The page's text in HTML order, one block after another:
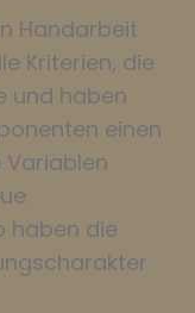
Handarbeit
Kriterien, die
und haben
einen
Variablen
haben die